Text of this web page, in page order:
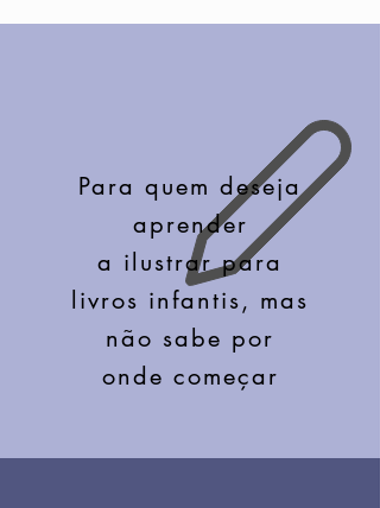
Para quem deseja
aprender
a ilustrar para
livros infantis, mas
não sabe por
onde começar